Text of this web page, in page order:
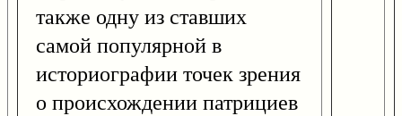
также одну из ставших
самой популярной в
историографии точек зрения
о происхождении патрициев